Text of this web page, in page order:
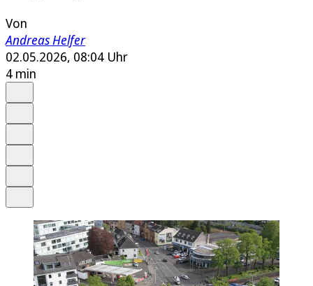
Von
Andreas Helfer
02.05.2026, 08:04 Uhr
4 min